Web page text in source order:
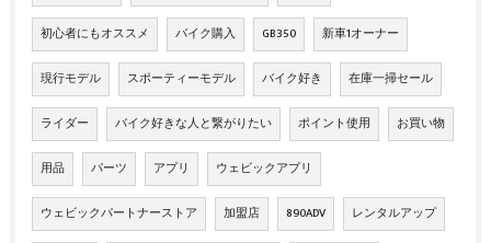
初心者にもオススメ バイク購入 GB350 新車1オーナー
現行モデル スポーティーモデル バイク好き 在庫一掃セール
ライダー バイク好きな人と繋がりたい ポイント使用 お買い物
用品 パーツ アプリ ウェビックアプリ
ウェビックパートナーストア 加盟店 890ADV レンタルアップ